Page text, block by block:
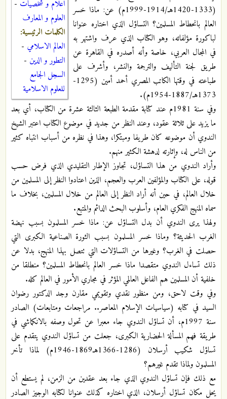
اعلام و شخصيات -
العلوم و المعارف
الكلمات الرئيسية:
العالم الاسلامي -
التطور و الدين -
السجل الجامع
للعلوم الاسلامية
(1333-1420هـ/1914-1999م) عن: ماذا خسر
العالم بانحطاط المسلمين؟ التساؤل الذي اختاره عنوانا
لباكورة مؤلفاته، وهو الكتاب الذي عرف واشتهر به
في المجال العربي، خاصة وأنه أصدره في القاهرة عن
طريق لجنة التأليف والترجمة والنشر، وأشرف على
طباعته في وقتها الكاتب المصري أحمد أمين (1295-
1373هـ/1887-1954م).
وفي سنة 1981م عند كتابة مقدمة الطبعة الثالثة عشرة من الكتاب، أي بعد
ما يزيد على ثلاثة عقود، وعند النظر من جديد في موضوع الكتاب اعتبر الشيخ
الندوي أن موضوعه كان طريفا ومبتكرا، وهذا في نظره من أسباب انتباه كثير
من الناس له، وإثارته لدهشة الكثير منهم.
وأراد الندوي من هذا التساؤل، تجاوز الإطار التقليدي الذي فرض حسب
قوله، على الكتاب والمؤلفين العرب والعجم، الذين اعتادوا النظر إلى المسلمين من
خلال العالم، في حين أنه أراد النظر إلى العالم من خلال المسلمين، بخلاف ما
سماه المنهج الفكري العام، وأسلوب البحث الدائم والمتبع.
ولهذا يرى الندوي أن بدل التساؤل عن: ماذا خسر المسلمون بسبب نهضة
الغرب الحديثة؟ وماذا خسر المسلمون بسبب الثورة الصناعية الكبرى التي
حصلت في الغرب؟ وغيرها من التساؤلات التي تتصل بهذا المنهج، بدلا عن
ذلك تساءل الندوي متقصدا ماذا خسر العالم بانحطاط المسلمين؟ منطلقا من
خلفية أن المسلمين هم الفاعل العالمي المؤثر في مجاري الأمور في العالم كله.
وفي وقت لاحق، ومن منظور نقدي وتقويمي مقارن وجد الدكتور رضوان
السيد في كتابه (سياسيات الإسلام المعاصر.. مراجعات ومتابعات) الصادر
سنة 1997م، أن تساؤل الندوي جاء معبرا عن تحول وصفه بالانكماشي في
طريقة فهم المسألة الحضارية الكبرى، جعلت من تساؤل الندوي يتقدم على
تساؤل شكيب أرسلان (1286-1366هـ1869-1946م) لماذا تأخر
المسلمون ولماذا تقدم غيرهم؟
مع ذلك فإن تساؤل الندوي الذي جاء بعد عقدين من الزمن، لم يستطع أن
يحل مكان تساؤل أرسلان، الذي اختاره كذلك عنوانا لكتابه الوجيز الصادر